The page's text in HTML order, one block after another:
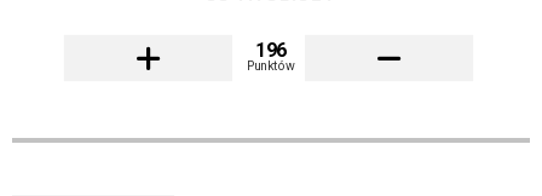
196
Punktów